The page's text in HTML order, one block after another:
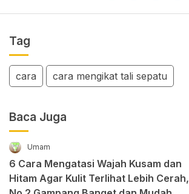
Tag
cara cara mengikat tali sepatu
Baca Juga
Umam
6 Cara Mengatasi Wajah Kusam dan
Hitam Agar Kulit Terlihat Lebih Cerah,